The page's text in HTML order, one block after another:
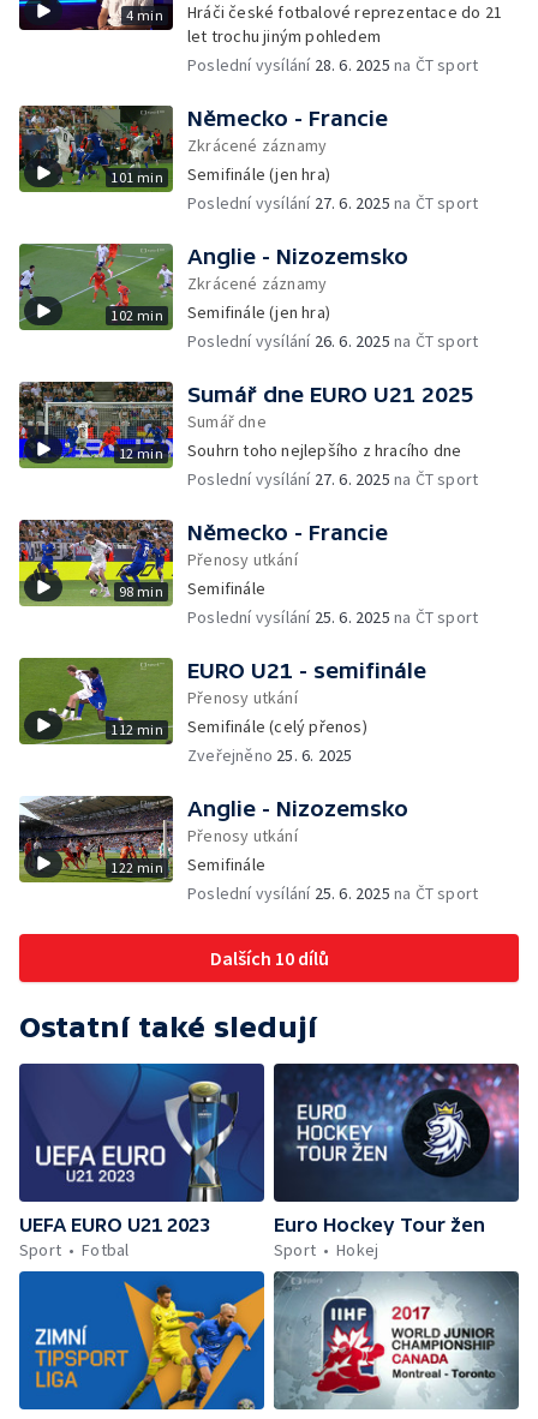
4 min
Hráči české fotbalové reprezentace do 21
let trochu jiným pohledem
Poslední vysílání 28. 6. 2025 na ČT sport
101 min
Německo - Francie
Zkrácené záznamy
Semifinále (jen hra)
Poslední vysílání 27. 6. 2025 na ČT sport
102 min
Anglie - Nizozemsko
Zkrácené záznamy
Semifinále (jen hra)
Poslední vysílání 26. 6. 2025 na ČT sport
12 min
Sumář dne EURO U21 2025
Sumář dne
Souhrn toho nejlepšího z hracího dne
Poslední vysílání 27. 6. 2025 na ČT sport
98 min
Německo - Francie
Přenosy utkání
Semifinále
Poslední vysílání 25. 6. 2025 na ČT sport
112 min
EURO U21 - semifinále
Přenosy utkání
Semifinále (celý přenos)
Zveřejněno 25. 6. 2025
122 min
Anglie - Nizozemsko
Přenosy utkání
Semifinále
Poslední vysílání 25. 6. 2025 na ČT sport
Dalších 10 dílů
Ostatní také sledují
UEFA EURO U21 2023
Sport
Fotbal
Euro Hockey Tour žen
Sport
Hokej